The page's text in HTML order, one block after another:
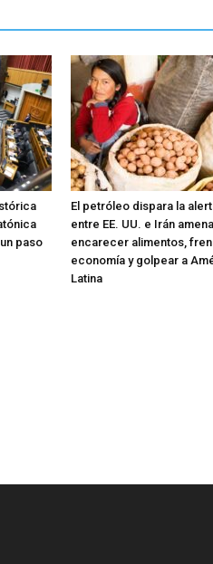
paso
El petróleo dispara la
entre EE. UU. e Irán
encarecer alimentos,
economía y golpear a
Latina